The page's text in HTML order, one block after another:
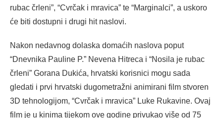
rubac črleni”, “Cvrčak i mravica” te “Marginalci”, a uskoro
će biti dostupni i drugi hit naslovi.
Nakon nedavnog dolaska domaćih naslova poput
“Dnevnika Pauline P.” Nevena Hitreca i “Nosila je rubac
črleni” Gorana Dukića, hrvatski korisnici mogu sada
gledati i prvi hrvatski dugometražni animirani film stvoren
3D tehnologijom, “Cvrčak i mravica” Luke Rukavine. Ovaj
film je u kinima tijekom ove godine privukao više od 75